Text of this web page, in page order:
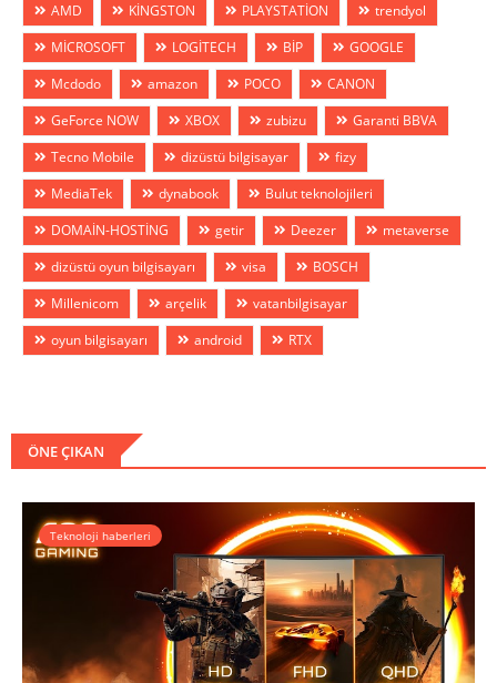
AMD
KİNGSTON PLAYSTATİON
trendyol
MİCROSOFT
LOGİTECH BİP
GOOGLE
Mcdodo
amazon POCO
CANON
GeForce NOW
XBOX zubizu
Garanti BBVA
Tecno Mobile
dizüstü bilgisayar
fizy
MediaTek
dynabook
Bulut teknolojileri
DOMAİN-HOSTİNG
getir Deezer
metaverse
dizüstü oyun bilgisayarı
visa
BOSCH
Millenicom
arçelik
vatanbilgisayar
oyun bilgisayarı
android RTX
ÖNE ÇIKAN
Teknoloji haberleri